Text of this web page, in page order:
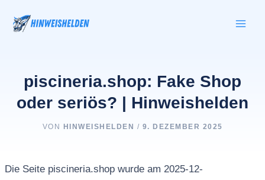
Inhalt
springen
piscineria.shop: Fake Shop
oder seriös? | Hinweishelden
VON HINWEISHELDEN / 9. DEZEMBER 2025
Die Seite piscineria.shop wurde am 2025-12-